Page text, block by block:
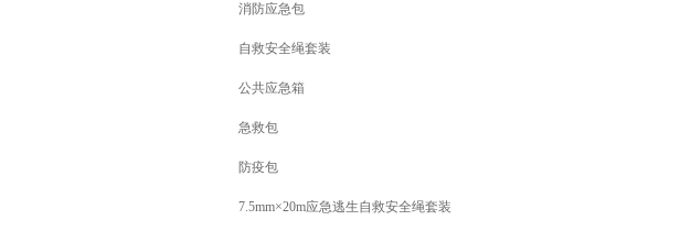
消防应急包
自救安全绳套装
公共应急箱
急救包
防疫包
7.5mm×20m应急逃生自救安全绳套装